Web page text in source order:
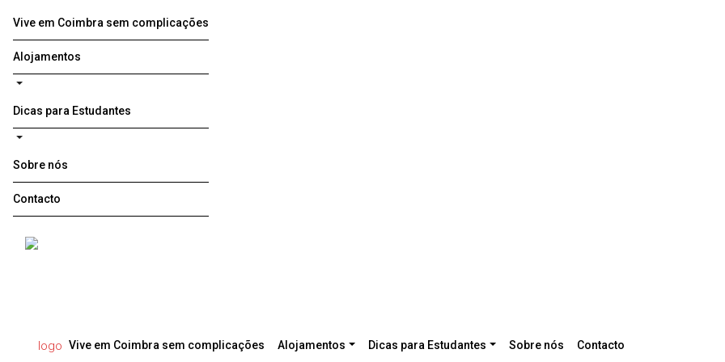
Vive em Coimbra sem complicações
Alojamentos
Dicas para Estudantes
Sobre nós
Contacto
Vive em Coimbra sem complicações Alojamentos Dicas para Estudantes Sobre nós Contacto